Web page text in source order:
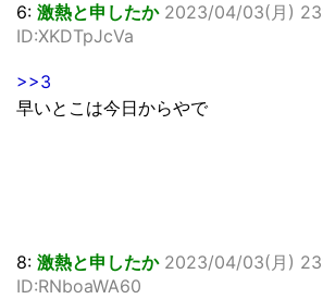
6: 激熱と申したか 2023/04/03(月)
ID:XKDTpJcVa
>>3
早いとこは今日からやで
8: 激熱と申したか 2023/04/03(月)
ID:RNboaWA60